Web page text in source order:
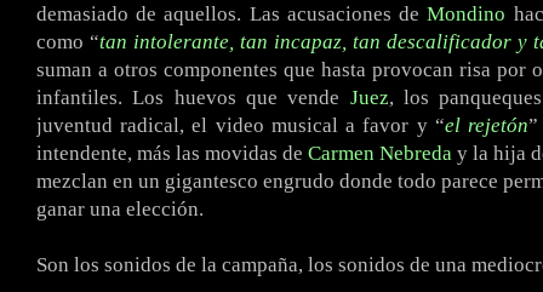
demasiado de aquellos. Las acusaciones deMondino
como “tan intolerante, tan incapaz, tan descalificador y
suman a otros componentes que hasta provocan risa por
infantiles. Los huevos que vende Juez, los
juventud radical, el video musical a favor y “el rejetón
intendente, más las movidas de Carmen Nebreda y la hija
mezclan en un gigantesco engrudo donde todo parece
ganar una elección.
Son los sonidos de la campaña, los sonidos de una